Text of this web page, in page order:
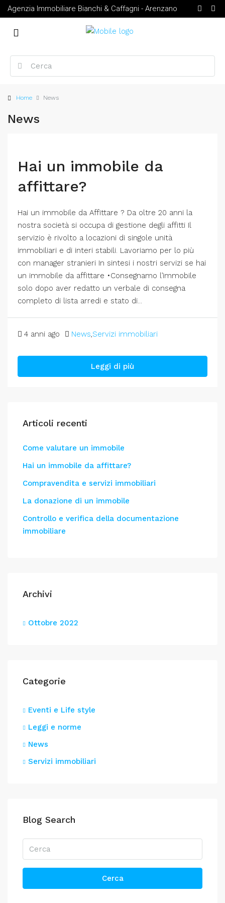
Agenzia Immobiliare Bianchi & Caffagni - Arenzano
Home News
News
Hai un immobile da
affittare?
Hai un immobile da Affittare ? Da oltre 20 anni la
nostra società si occupa di gestione degli affitti Il
servizio è rivolto a locazioni di singole unità
immobiliari e di interi stabili. Lavoriamo per lo più
con manager stranieri In sintesi i nostri servizi se hai
un immobile da affittare •Consegnamo l’immobile
solo dopo aver redatto un verbale di consegna
completo di lista arredi e stato di...
4 anni ago News,Servizi immobiliari
Leggi di più
Articoli recenti
Come valutare un immobile
Hai un immobile da affittare?
Compravendita e servizi immobiliari
La donazione di un immobile
Controllo e verifica della documentazione
immobiliare
Archivi
Ottobre 2022
Categorie
Eventi e Life style
Leggi e norme
News
Servizi immobiliari
Blog Search
Cerca